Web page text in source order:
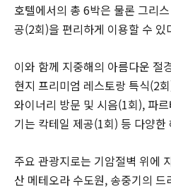
호텔에서의 총 6박은 물론 그리
공(2회)을 편리하게 이용할 수 있
이와 함께 지중해의 아름다운 절
현지 프리미엄 레스토랑 특식(2
와이너리 방문 및 시음(1회), 파
기는 칵테일 제공(1회) 등 다양한
주요 관광지로는 기암절벽 위에
산 메테오라 수도원, 송중기의 드